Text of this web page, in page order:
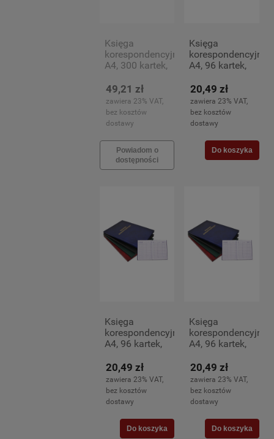
Księga
korespondencyjna
A4, 300 kartek,
49,21 zł
zawiera 23% VAT,
bez kosztów
dostawy
Powiadom o
dostępności
Księga
korespondencyjna
A4, 96 kartek,
20,49 zł
zawiera 23% VAT,
bez kosztów
dostawy
Do koszyka
Księga
korespondencyjna
A4, 96 kartek,
20,49 zł
zawiera 23% VAT,
bez kosztów
dostawy
Do koszyka
Księga
korespondencyjna
A4, 96 kartek,
20,49 zł
zawiera 23% VAT,
bez kosztów
dostawy
Do koszyka